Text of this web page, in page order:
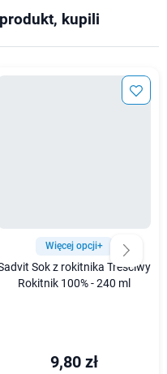
kupili
Więcej opcji+
Sok z rokitnika Treściwy
Rokitnik 100% - 240 ml
9,80 zł